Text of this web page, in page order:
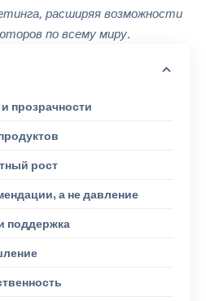
расширяя возможности
по всему миру.
прозрачности
рост
а не давление
поддержка